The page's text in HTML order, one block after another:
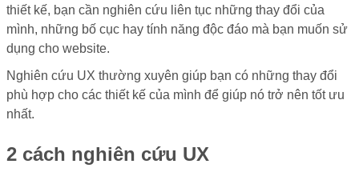
thiết kế, bạn cần nghiên cứu liên tục những thay đổi của
mình, những bố cục hay tính năng độc đáo mà bạn muốn sử
dụng cho website.
Nghiên cứu UX thường xuyên giúp bạn có những thay đổi
phù hợp cho các thiết kế của mình để giúp nó trở nên tốt ưu
nhất.
2 cách nghiên cứu UX